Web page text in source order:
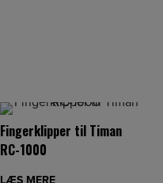
Fingerklipper til Timan
RC-1000